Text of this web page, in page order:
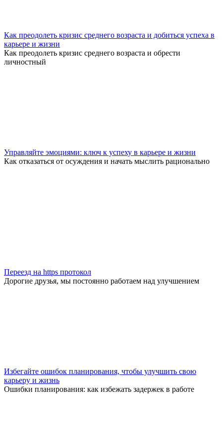
Как преодолеть кризис среднего возраста и добиться успеха в
карьере и жизни
Как преодолеть кризис среднего возраста и обрести
личностный
Управляйте эмоциями: ключ к успеху в карьере и жизни
Как отказаться от осуждения и начать мыслить рационально
Переезд на https протокол
Дорогие друзья, мы постоянно работаем над улучшением
Избегайте ошибок планирования, чтобы улучшить свою
карьеру и жизнь
Ошибки планирования: как избежать задержек в работе